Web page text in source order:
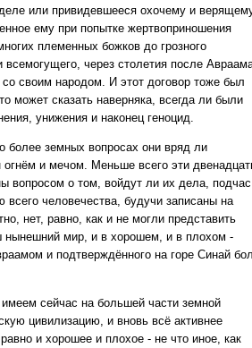
или привидевшееся охочему и
ему при попытке жертвоприношения
племенных божков до грозного
всемогущего, через столетия после
своим народом. И этот договор тоже был
может сказать наверняка, всегда ли были
унижения и наконец геноцид.
более земных вопросах они вряд ли
и мечом. Меньше всего эти
вопросом о том, войдут ли их дела, подчас
всего человечества, будучи записаны на
нет, равно, как и не могли представить
нынешний мир, и в хорошем, и в плохом -
и подтверждённого на горе Синай
сейчас на большей части земной
цивилизацию, и вновь всё активнее
и хорошее и плохое - не что иное, как